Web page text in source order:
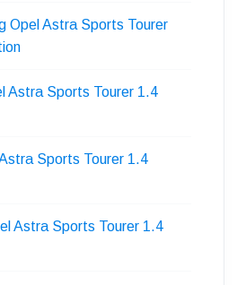
Opel Astra Sports Tourer
Astra Sports Tourer 1.4
Sports Tourer 1.4
Astra Sports Tourer 1.4